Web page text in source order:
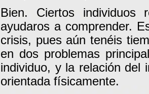
Bien. Ciertos individuos
ayudaros a comprender.
crisis, pues aún tenéis
en dos problemas
individuo, y la relación del
orientada físicamente.